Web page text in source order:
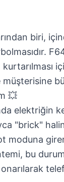
biri,
💥
elektriğin
"brick"
moduna
bu